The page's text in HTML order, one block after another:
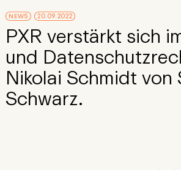
Skip to Main Content
NEWS 20.09.2022
PXR verstärkt sich
und
Nikolai Schmidt von
Schwarz.